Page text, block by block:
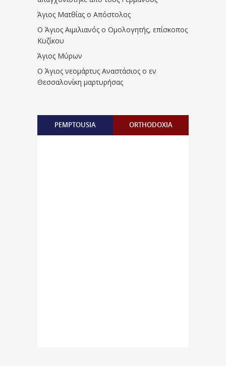
Άγιος Ματθίας ο Απόστολος
Ο Άγιος Αιμιλιανός ο Ομολογητής, επίσκοπος
Κυζίκου
Άγιος Μύρων
Ο Άγιος νεομάρτυς Αναστάσιος ο εν
Θεσσαλονίκη μαρτυρήσας
PEMPTOUSIA ORTHODOXIA